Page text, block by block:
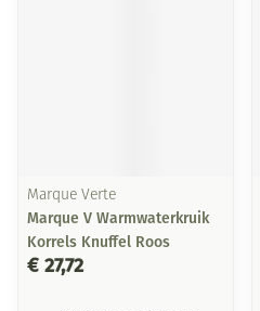
Marque Verte
Marque V Warmwaterkruik
Korrels Knuffel Roos
€ 27,72